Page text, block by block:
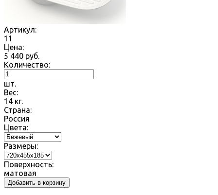
Артикул:
11
Цена:
5 440 руб.
Количество:
шт.
Вес:
14 кг.
Страна:
Россия
Цвета:
Размеры:
Поверхность:
матовая
Добавить в корзину